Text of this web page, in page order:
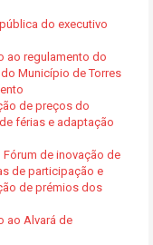
do executivo
ao regulamento do
Município de Torres
de preços do
férias e adaptação
Fórum de inovação de
de participação e
de prémios dos
ao Alvará de